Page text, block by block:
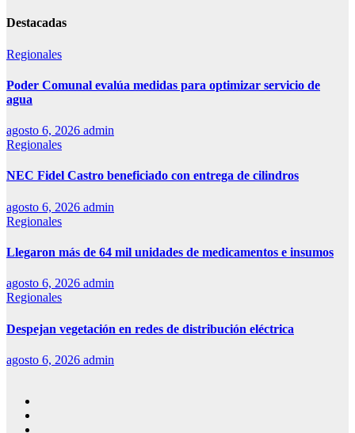
Destacadas
Regionales
Poder Comunal evalúa medidas para optimizar servicio de
agua
agosto 6, 2026 admin
Regionales
NEC Fidel Castro beneficiado con entrega de cilindros
agosto 6, 2026 admin
Regionales
Llegaron más de 64 mil unidades de medicamentos e insumos
agosto 6, 2026 admin
Regionales
Despejan vegetación en redes de distribución eléctrica
agosto 6, 2026 admin